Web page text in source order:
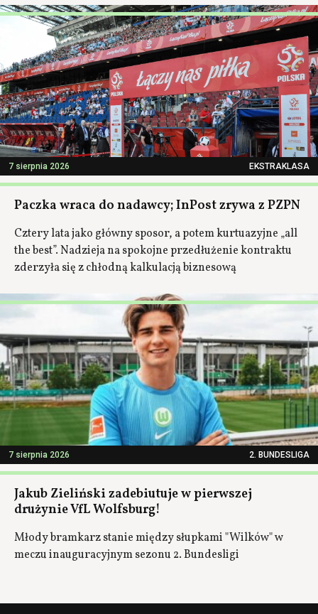
7 sierpnia 2026 EKSTRAKLASA
Paczka wraca do nadawcy; InPost zrywa z PZPN
Cztery lata jako główny sposor, a potem kurtuazyjne „all
the best”. Nadzieja na spokojne przedłużenie kontraktu
zderzyła się z chłodną kalkulacją biznesową
7 sierpnia 2026 2. BUNDESLIGA
Jakub Zieliński zadebiutuje w pierwszej
drużynie VfL Wolfsburg!
Młody bramkarz stanie między słupkami "Wilków" w
meczu inauguracyjnym sezonu 2. Bundesligi